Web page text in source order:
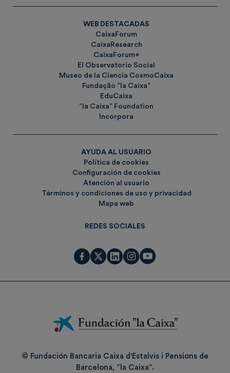
WEB DESTACADAS
CaixaForum
CaixaResearch
CaixaForum+
El Observatorio Social
Museo de la Ciencia CosmoCaixa
Fundação ”la Caixa”
EduCaixa
”la Caixa” Foundation
Incorpora
AYUDA AL USUARIO
Política de cookies
Configuración de cookies
Atención al usuario
Términos y condiciones de uso y privacidad
Mapa web
REDES SOCIALES
Fundación
La
© Fundación Bancaria Caixa d'Estalvis i Pensions de
Barcelona, ”la Caixa”.